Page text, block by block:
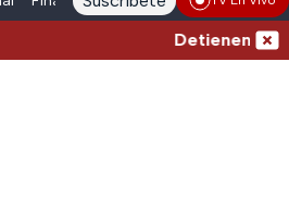
Detienen al